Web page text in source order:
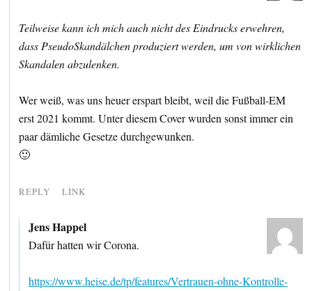
Teilweise kann ich mich auch nicht des Eindrucks erwehren,
dass PseudoSkandälchen produziert werden, um von wirklichen
Skandalen abzulenken.
Wer weiß, was uns heuer erspart bleibt, weil die Fußball-EM
erst 2021 kommt. Unter diesem Cover wurden sonst immer ein
paar dämliche Gesetze durchgewunken.
🙂
REPLY LINK
Jens Happel
Dafür hatten wir Corona.
https://www.heise.de/tp/features/Vertrauen-ohne-Kontrolle-